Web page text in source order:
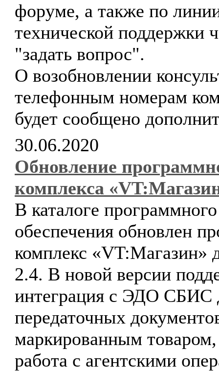
форуме, а также по
технической поддержки
"задать вопрос".
О возобновлении
телефонным номерам
будет сообщено
30.06.2020
Обновление
комплекса
В каталоге программного
обеспечения обновлен
комплекс «VT:Магазин»
2.4. В новой версии
интеграция с ЭДО СБИС
передаточных
маркированным товаром,
работа с агентскими